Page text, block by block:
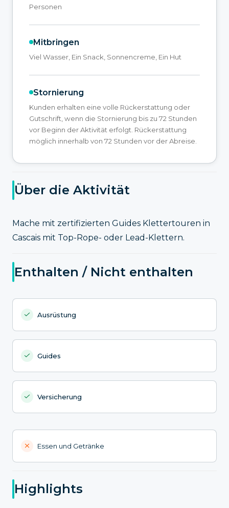
Personen
Mitbringen
Viel Wasser, Ein Snack, Sonnencreme, Ein Hut
Stornierung
Kunden erhalten eine volle Rückerstattung oder
Gutschrift, wenn die Stornierung bis zu 72 Stunden
vor Beginn der Aktivität erfolgt. Rückerstattung
möglich innerhalb von 72 Stunden vor der Abreise.
Über die Aktivität
Mache mit zertifizierten Guides Klettertouren in
Cascais mit Top-Rope- oder Lead-Klettern.
Enthalten / Nicht enthalten
Ausrüstung
Guides
Versicherung
Essen und Getränke
Highlights